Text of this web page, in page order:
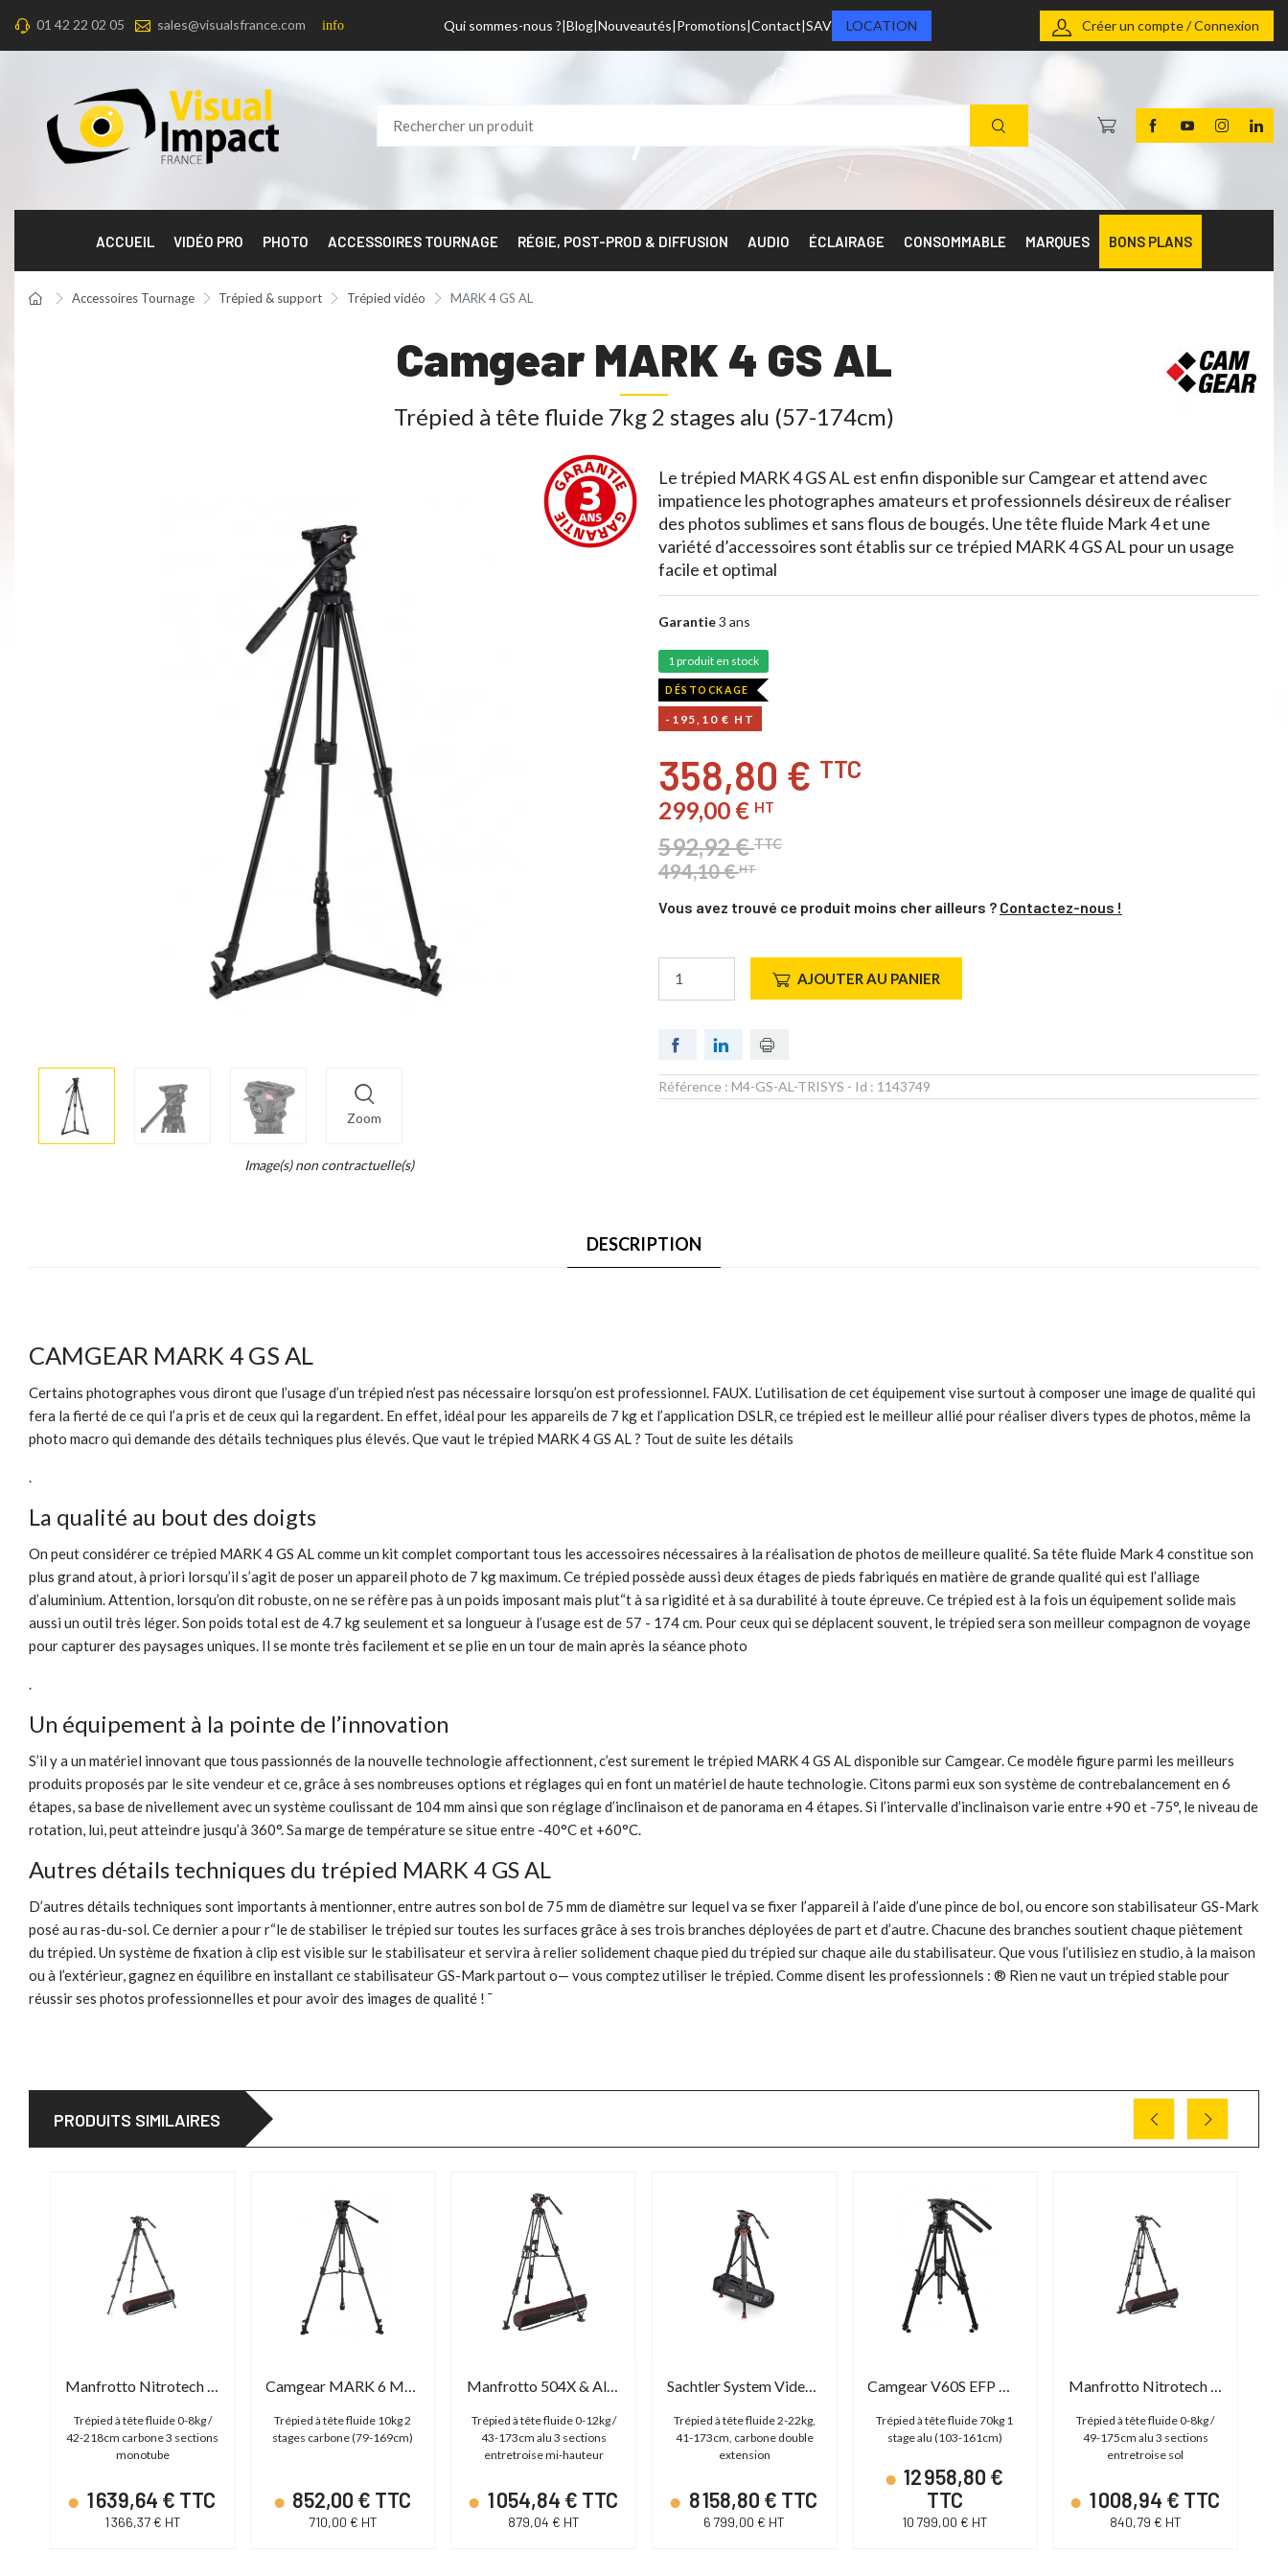
01 42 22 02 05 sales@visualsfrance.com info Qui sommes-nous ? Blog Nouveautés Promotions Contact SAV LOCATION Créer un compte / Connexion
ACCUEIL VIDÉO PRO PHOTO ACCESSOIRES TOURNAGE RÉGIE, POST-PROD & DIFFUSION AUDIO ÉCLAIRAGE CONSOMMABLE MARQUES BONS PLANS
Accessoires Tournage Trépied & support Trépied vidéo MARK 4 GS AL
Camgear MARK 4 GS AL
Trépied à tête fluide 7kg 2 stages alu (57-174cm)
Zoom
More
info
Image(s) non contractuelle(s)
Le trépied MARK 4 GS AL est enfin disponible sur Camgear et attend avec
impatience les photographes amateurs et professionnels désireux de réaliser
des photos sublimes et sans flous de bougés. Une tête fluide Mark 4 et une
variété d’accessoires sont établis sur ce trépied MARK 4 GS AL pour un usage
facile et optimal
Garantie3 ans
1 produit en stock
DÉSTOCKAGE
-195,10 € HT
358,80 € TTC
299,00 € HT
592,92 €TTC
494,10 €HT
Vous avez trouvé ce produit moins cher ailleurs ? Contactez-nous !
AJOUTER AU PANIER
Référence : M4-GS-AL-TRISYS - Id : 1143749
DESCRIPTION
CAMGEAR MARK 4 GS AL
Certains photographes vous diront que l’usage d’un trépied n’est pas nécessaire lorsqu’on est professionnel. FAUX. L’utilisation de cet équipement vise surtout à composer une image de qualité qui
fera la fierté de ce qui l’a pris et de ceux qui la regardent. En effet, idéal pour les appareils de 7 kg et l’application DSLR, ce trépied est le meilleur allié pour réaliser divers types de photos, même la
photo macro qui demande des détails techniques plus élevés. Que vaut le trépied MARK 4 GS AL ? Tout de suite les détails
.
La qualité au bout des doigts
On peut considérer ce trépied MARK 4 GS AL comme un kit complet comportant tous les accessoires nécessaires à la réalisation de photos de meilleure qualité. Sa tête fluide Mark 4 constitue son
plus grand atout, à priori lorsqu’il s’agit de poser un appareil photo de 7 kg maximum. Ce trépied possède aussi deux étages de pieds fabriqués en matière de grande qualité qui est l’alliage
d’aluminium. Attention, lorsqu’on dit robuste, on ne se réfère pas à un poids imposant mais plut“t à sa rigidité et à sa durabilité à toute épreuve. Ce trépied est à la fois un équipement solide mais
aussi un outil très léger. Son poids total est de 4.7 kg seulement et sa longueur à l’usage est de 57 - 174 cm. Pour ceux qui se déplacent souvent, le trépied sera son meilleur compagnon de voyage
pour capturer des paysages uniques. Il se monte très facilement et se plie en un tour de main après la séance photo
.
Un équipement à la pointe de l’innovation
S’il y a un matériel innovant que tous passionnés de la nouvelle technologie affectionnent, c’est surement le trépied MARK 4 GS AL disponible sur Camgear. Ce modèle figure parmi les meilleurs
produits proposés par le site vendeur et ce, grâce à ses nombreuses options et réglages qui en font un matériel de haute technologie. Citons parmi eux son système de contrebalancement en 6
étapes, sa base de nivellement avec un système coulissant de 104 mm ainsi que son réglage d’inclinaison et de panorama en 4 étapes. Si l’intervalle d’inclinaison varie entre +90 et -75°, le niveau de
rotation, lui, peut atteindre jusqu’à 360°. Sa marge de température se situe entre -40°C et +60°C.
Autres détails techniques du trépied MARK 4 GS AL
D’autres détails techniques sont importants à mentionner, entre autres son bol de 75 mm de diamètre sur lequel va se fixer l’appareil à l’aide d’une pince de bol, ou encore son stabilisateur GS-Mark
posé au ras-du-sol. Ce dernier a pour r“le de stabiliser le trépied sur toutes les surfaces grâce à ses trois branches déployées de part et d’autre. Chacune des branches soutient chaque piètement
du trépied. Un système de fixation à clip est visible sur le stabilisateur et servira à relier solidement chaque pied du trépied sur chaque aile du stabilisateur. Que vous l’utilisiez en studio, à la maison
ou à l’extérieur, gagnez en équilibre en installant ce stabilisateur GS-Mark partout o— vous comptez utiliser le trépied. Comme disent les professionnels : ® Rien ne vaut un trépied stable pour
réussir ses photos professionnelles et pour avoir des images de qualité ! ¯
PRODUITS SIMILAIRES
Manfrotto Nitrotech 608 & Single Leg Carbone
Trépied à tête fluide 0-8kg /
42-218cm carbone 3 sections
monotube
1 639,64 € TTC
1 366,37 € HT
Camgear MARK 6 MS CF
Trépied à tête fluide 10kg 2
stages carbone (79-169cm)
852,00 € TTC
710,00 € HT
Manfrotto 504X & Alu Fast Twin Tripod
Trépied à tête fluide 0-12kg /
43-173cm alu 3 sections
entretroise mi-hauteur
1 054,84 € TTC
879,04 € HT
Sachtler System Video 18 FT MS flowtech 100
Trépied à tête fluide 2-22kg,
41-173cm, carbone double
extension
8 158,80 € TTC
6 799,00 € HT
Camgear V60S EFP MS AL
Trépied à tête fluide 70kg 1
stage alu (103-161cm)
12 958,80 €
TTC
10 799,00 € HT
Manfrotto Nitrotech 608 & Twin-leg Alu GS
Trépied à tête fluide 0-8kg /
49-175cm alu 3 sections
entretroise sol
1 008,94 € TTC
840,79 € HT